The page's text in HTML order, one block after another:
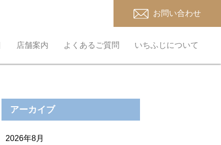
お問い合わせ
店舗案内 よくあるご質問 いちふじについて
アーカイブ
2026年8月